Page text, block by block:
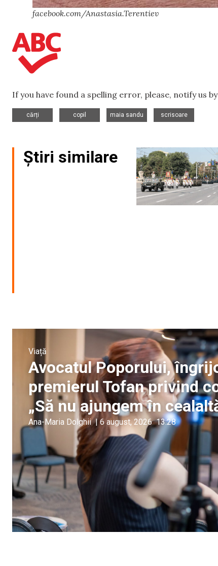
facebook.com/Anastasia.Terentiev
If you have found a spelling error, please, notify us
cărți
copil
maia sandu
scrisoare
Știri similare
Viață
Avocatul Poporului,
premierul Tofan privind
„Să nu ajungem în
Ana-Maria Dolghii | 6 august, 2026 13:28